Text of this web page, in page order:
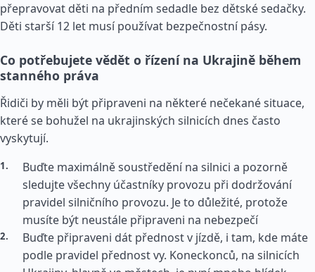
přepravovat děti na předním sedadle bez dětské sedačky.
Děti starší 12 let musí používat bezpečnostní pásy.
Co potřebujete vědět o řízení na Ukrajině během
stanného práva
Řidiči by měli být připraveni na některé nečekané situace,
které se bohužel na ukrajinských silnicích dnes často
vyskytují.
Buďte maximálně soustředění na silnici a pozorně
sledujte všechny účastníky provozu při dodržování
pravidel silničního provozu. Je to důležité, protože
musíte být neustále připraveni na nebezpečí
Buďte připraveni dát přednost v jízdě, i tam, kde máte
podle pravidel přednost vy. Koneckonců, na silnicích